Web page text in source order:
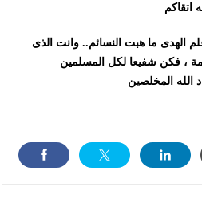
الهدى ما هبت النسائم.. وانت الذى
، فكن شفيعا لكل المسلمين